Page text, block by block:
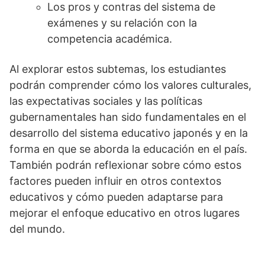
Los pros y contras del sistema de
exámenes y su relación con la
competencia académica.
Al explorar estos subtemas, los estudiantes
podrán comprender cómo los valores culturales,
las expectativas sociales y las políticas
gubernamentales han sido fundamentales en el
desarrollo del sistema educativo japonés y en la
forma en que se aborda la educación en el país.
También podrán reflexionar sobre cómo estos
factores pueden influir en otros contextos
educativos y cómo pueden adaptarse para
mejorar el enfoque educativo en otros lugares
del mundo.